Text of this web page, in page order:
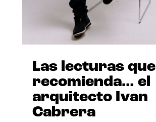
Las lecturas que
recomienda… el
arquitecto Ivan
Cabrera